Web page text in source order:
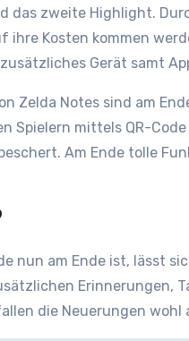
das zweite Highlight.
ihre Kosten kommen
Gerät samt
Zelda Notes sind am
Spielern mittels QR-
Am Ende tolle
nun am Ende ist, lässt
Erinnerungen,
die Neuerungen